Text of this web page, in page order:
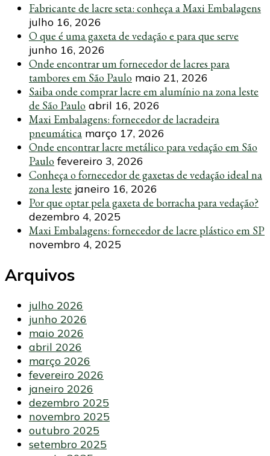
Fabricante de lacre seta: conheça a Maxi Embalagens
julho 16, 2026
O que é uma gaxeta de vedação e para que serve
junho 16, 2026
Onde encontrar um fornecedor de lacres para
tambores em São Paulo maio 21, 2026
Saiba onde comprar lacre em alumínio na zona leste
de São Paulo abril 16, 2026
Maxi Embalagens: fornecedor de lacradeira
pneumática março 17, 2026
Onde encontrar lacre metálico para vedação em São
Paulo fevereiro 3, 2026
Conheça o fornecedor de gaxetas de vedação ideal na
zona leste janeiro 16, 2026
Por que optar pela gaxeta de borracha para vedação?
dezembro 4, 2025
Maxi Embalagens: fornecedor de lacre plástico em SP
novembro 4, 2025
Arquivos
julho 2026
junho 2026
maio 2026
abril 2026
março 2026
fevereiro 2026
janeiro 2026
dezembro 2025
novembro 2025
outubro 2025
setembro 2025